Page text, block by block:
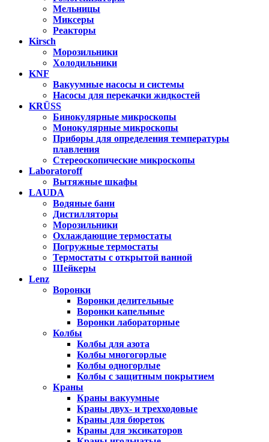
Мельницы
Миксеры
Реакторы
Kirsch
Морозильники
Холодильники
KNF
Вакуумные насосы и системы
Насосы для перекачки жидкостей
KRÜSS
Бинокулярные микроскопы
Монокулярные микроскопы
Приборы для определения температуры
плавления
Стереоскопические микроскопы
Laboratoroff
Вытяжные шкафы
LAUDA
Водяные бани
Дистилляторы
Морозильники
Охлаждающие термостаты
Погружные термостаты
Термостаты с открытой ванной
Шейкеры
Lenz
Воронки
Воронки делительные
Воронки капельные
Воронки лабораторные
Колбы
Колбы для азота
Колбы многогорлые
Колбы одногорлые
Колбы с защитным покрытием
Краны
Краны вакуумные
Краны двух- и трехходовые
Краны для бюреток
Краны для эксикаторов